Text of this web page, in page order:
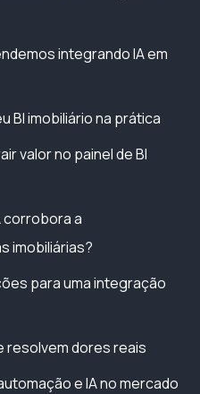
integrando IA em
BI imobiliário na prática
valor no painel de BI
corrobora a
imobiliárias?
para uma integração
resolvem dores reais
e IA no mercado